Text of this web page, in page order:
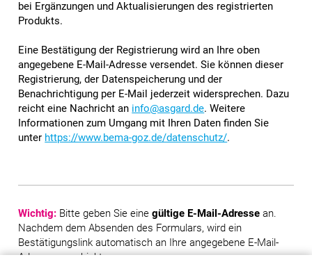
bei Ergänzungen und Aktualisierungen des registrierten
Produkts.
Eine Bestätigung der Registrierung wird an Ihre oben
angegebene E-Mail-Adresse versendet. Sie können dieser
Registrierung, der Daten­speicherung und der
Benachrichtigung per E-Mail jederzeit wider­sprechen. Dazu
reicht eine Nachricht an info@asgard.de. Weitere
Informationen zum Umgang mit Ihren Daten finden Sie
unter https://www.bema-goz.de/datenschutz/.
Wichtig: Bitte geben Sie einegültige E-Mail-Adresse an.
Nachdem dem Absenden des Formulars, wird ein
Bestätigungslink automatisch an Ihre angegebene E-Mail-
Adresse geschickt.